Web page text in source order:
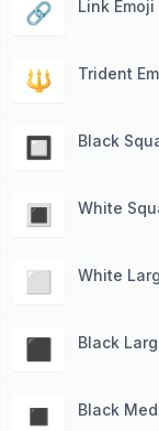
🔗 Link Emoji
🔱 Trident
🔲 Black
🔳 White
⬜️ White
⬛️ Black
◼️ Black